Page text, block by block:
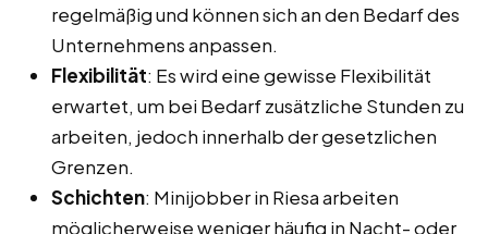
regelmäßig und können sich an den Bedarf des
Unternehmens anpassen.
Flexibilität: Es wird eine gewisse Flexibilität
erwartet, um bei Bedarf zusätzliche Stunden zu
arbeiten, jedoch innerhalb der gesetzlichen
Grenzen.
Schichten: Minijobber in Riesa arbeiten
möglicherweise weniger häufig in Nacht- oder